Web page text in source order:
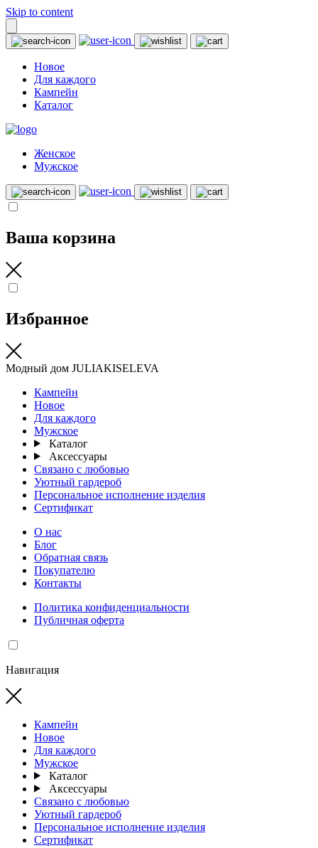
Skip to content
Новое
Для каждого
Кампейн
Каталог
Женское
Мужское
Ваша корзина
Избранное
Модный дом JULIAKISELEVA
Кампейн
Новое
Для каждого
Мужское
Каталог
Аксессуары
Связано с любовью
Уютный гардероб
Персональное исполнение изделия
Сертификат
О нас
Блог
Обратная связь
Покупателю
Контакты
Политика конфиденциальности
Публичная оферта
Навигация
Кампейн
Новое
Для каждого
Мужское
Каталог
Аксессуары
Связано с любовью
Уютный гардероб
Персональное исполнение изделия
Сертификат